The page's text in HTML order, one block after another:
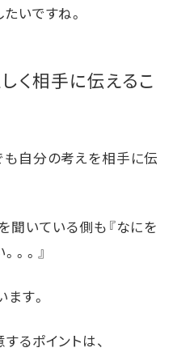
いですね。
く相手に伝えるこ
自分の考えを相手に伝
聞いている側も『なにを
。。』
ます。
るポイントは、